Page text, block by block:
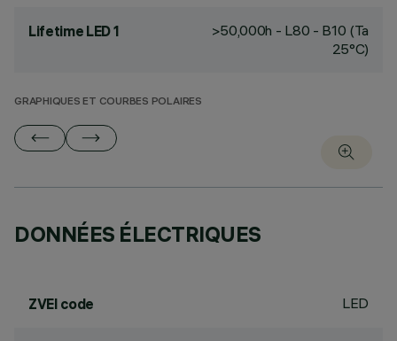
Lifetime LED 1
>50,000h - L80 - B10 (Ta
25°C)
GRAPHIQUES ET COURBES POLAIRES
DONNÉES ÉLECTRIQUES
ZVEI code LED